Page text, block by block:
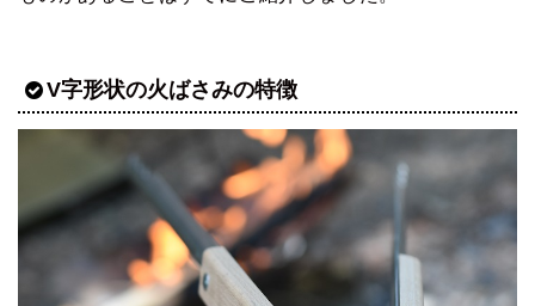
V字形状の火ばさみの特徴